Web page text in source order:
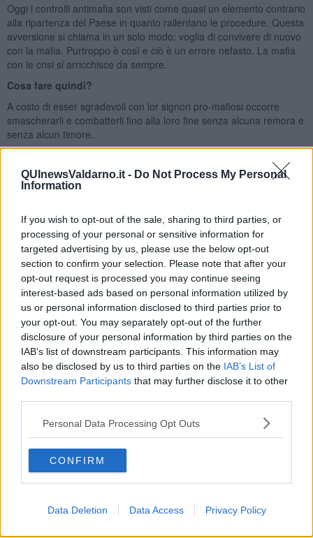
QUInewsValdarno.it - Do Not Process My Personal
Information
If you wish to opt-out of the sale, sharing to third parties, or
processing of your personal or sensitive information for
targeted advertising by us, please use the below opt-out
section to confirm your selection. Please note that after your
opt-out request is processed you may continue seeing
interest-based ads based on personal information utilized by
us or personal information disclosed to third parties prior to
your opt-out. You may separately opt-out of the further
disclosure of your personal information by third parties on the
IAB’s list of downstream participants. This information may
also be disclosed by us to third parties on the IAB’s List of
Downstream Participants that may further disclose it to other
Personal Data Processing Opt Outs
CONFIRM
Data Deletion Data Access Privacy Policy
Oggi i controlli antimafia son visti come quasi un elemento contrario
alla ripartenza del Paese in quanto rallentano le procedure. Questa
avversione si chiama in un solo modo: voglia di convivere di nuovo
con la mafia. Purtroppo è così e ciò è un errore nefasto. La mafia
con le crisi si arricchisce da sempre.
Cosa fare quindi?
A costo di esser sgradevoli con lor signori pro-mafiosi occorre
smascherarli e combatterli fino alla loro fine senza alcuna remora e
senza alcun timore.
Se vuoi leggere le notizie principali della Toscana iscriviti alla
Newsletter QUInews - ToscanaMedia.Arriva gratis tutti i giorni
alle 20:00 direttamente nella tua casella di posta.
Basta cliccareQUI
Ti potrebbe interessare anche:
Articoli dal Blog “Legalità e non solo” di Salvatore Calleri
Il “dopo” Matteo Messina Denaro
Vademecum antimafia per gli elettori
Serve un esercito europeo
I superbonus rischiano di favorire la mafia
Occorre potenziare il controllo del territorio
​Nuovi scenari narcos a Firenze?
Alla 'ndrangheta piace la Toscana
Siamo in una situazione di Red Alert
La chimera dell'esercito europeo
Politicamente scorrevole